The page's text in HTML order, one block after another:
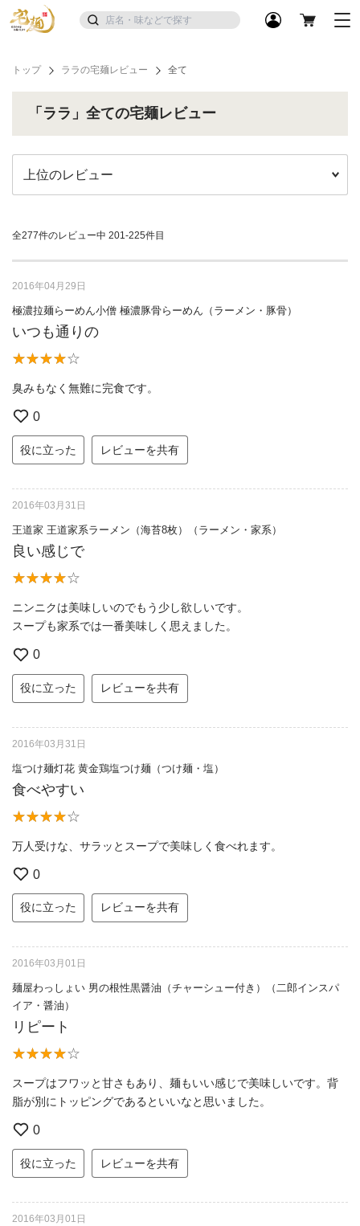
トップ ララの宅麺レビュー 全て
「ララ」全ての宅麺レビュー
全277件のレビュー中 201-225件目
2016年04月29日
極濃拉麺らーめん小僧 極濃豚骨らーめん（ラーメン・豚骨）
いつも通りの
臭みもなく無難に完食です。
0
役に立った レビューを共有
2016年03月31日
王道家 王道家系ラーメン（海苔8枚）（ラーメン・家系）
良い感じで
ニンニクは美味しいのでもう少し欲しいです。
スープも家系では一番美味しく思えました。
0
役に立った レビューを共有
2016年03月31日
塩つけ麺灯花 黄金鶏塩つけ麺（つけ麺・塩）
食べやすい
万人受けな、サラッとスープで美味しく食べれます。
0
役に立った レビューを共有
2016年03月01日
麺屋わっしょい 男の根性黒醤油（チャーシュー付き）（二郎インスパ
イア・醤油）
リピート
スープはフワッと甘さもあり、麺もいい感じで美味しいです。背
脂が別にトッピングであるといいなと思いました。
0
役に立った レビューを共有
2016年03月01日